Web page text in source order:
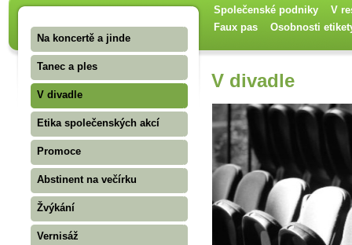
Společenské podniky
V
Faux pas
Osobnosti
Na koncertě a jinde
Tanec a ples
V divadle
Etika společenských akcí
Promoce
Abstinent na večírku
Žvýkání
Vernisáž
V divadle